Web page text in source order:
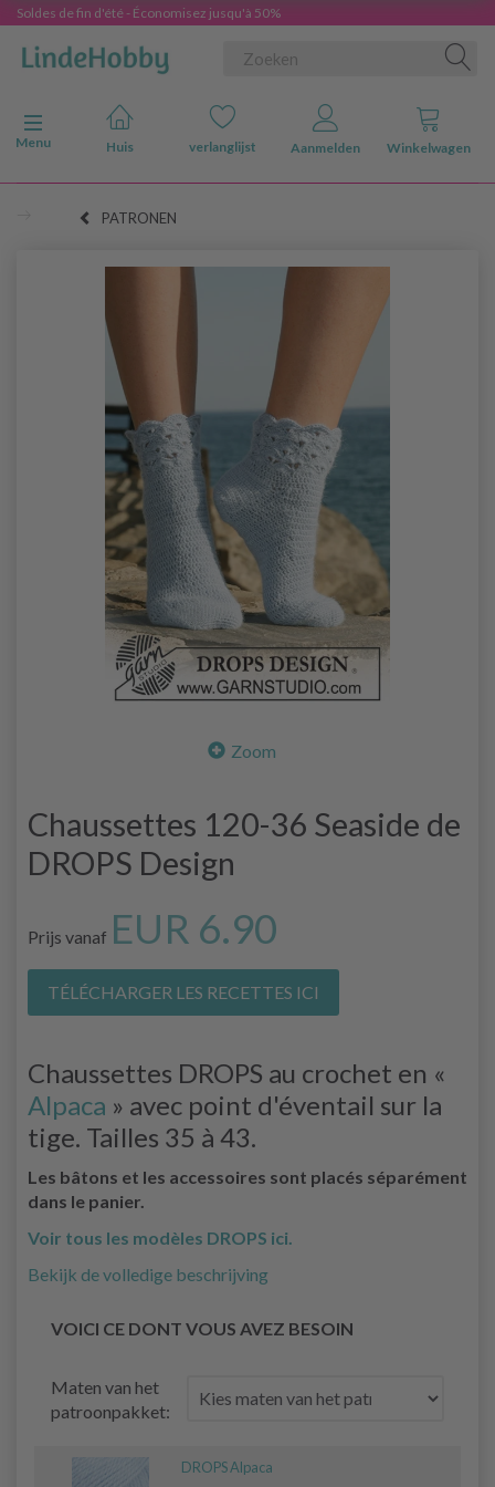
Soldes de fin d'été - Économisez jusqu'à 50%
Navigatie in-/uitschakelen
Menu
Huis verlanglijst Aanmelden Winkelwagen
PATRONEN
Zoom
Chaussettes 120-36 Seaside de
DROPS Design
Prijs vanaf EUR 6.90
TÉLÉCHARGER LES RECETTES ICI
Chaussettes DROPS au crochet en «
Alpaca » avec point d'éventail sur la
tige. Tailles 35 à 43.
Les bâtons et les accessoires sont placés séparément
dans le panier.
Voir tous les modèles DROPS ici.
Bekijk de volledige beschrijving
VOICI CE DONT VOUS AVEZ BESOIN
Maten van het
patroonpakket:
DROPS Alpaca